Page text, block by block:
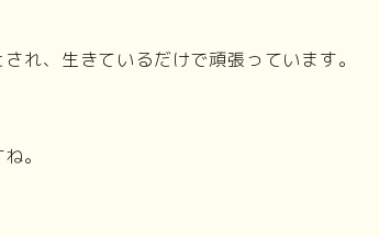
れ、生きているだけで頑張っています。
。